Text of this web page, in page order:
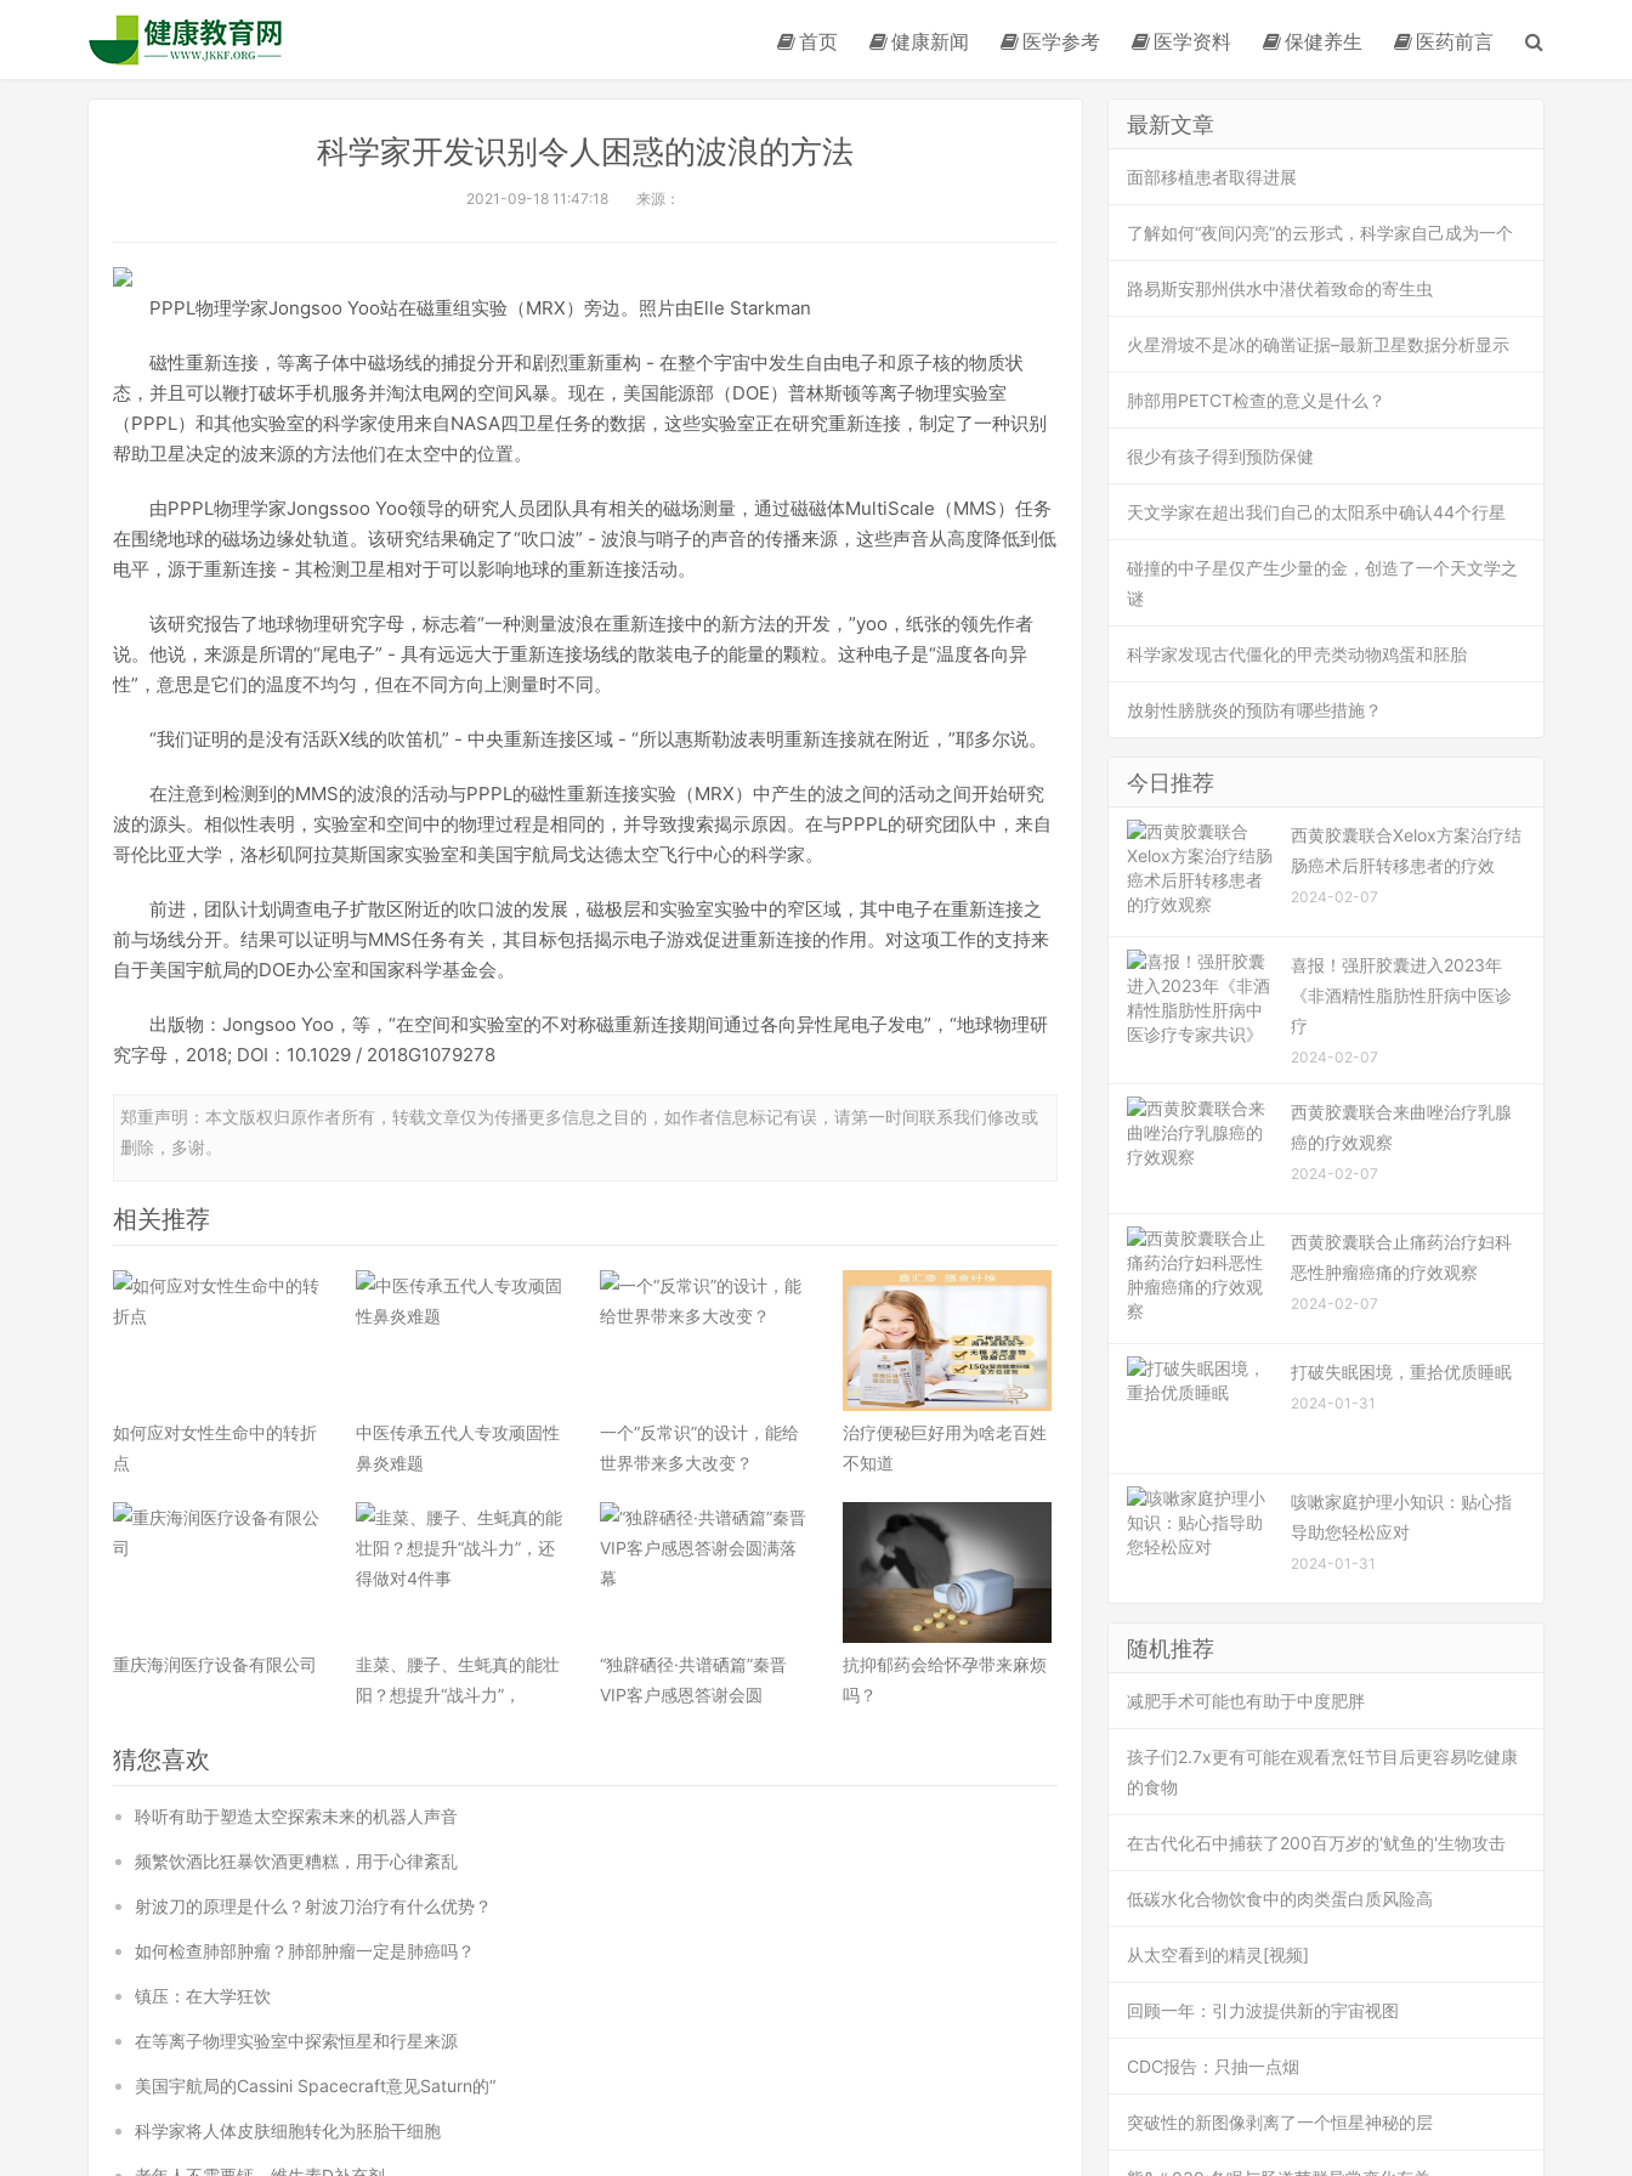
首页 健康新闻 医学参考 医学资料 保健养生 医药前言
科学家开发识别令人困惑的波浪的方法
2021-09-18 11:47:18 来源：
PPPL物理学家Jongsoo Yoo站在磁重组实验（MRX）旁边。照片由Elle Starkman
磁性重新连接，等离子体中磁场线的捕捉分开和剧烈重新重构 - 在整个宇宙中发生自由电子和原子核的物质状
态，并且可以鞭打破坏手机服务并淘汰电网的空间风暴。现在，美国能源部（DOE）普林斯顿等离子物理实验室
（PPPL）和其他实验室的科学家使用来自NASA四卫星任务的数据，这些实验室正在研究重新连接，制定了一种识别
帮助卫星决定的波来源的方法他们在太空中的位置。
由PPPL物理学家Jongssoo Yoo领导的研究人员团队具有相关的磁场测量，通过磁磁体MultiScale（MMS）任务
在围绕地球的磁场边缘处轨道。该研究结果确定了“吹口波” - 波浪与哨子的声音的传播来源，这些声音从高度降低到低
电平，源于重新连接 - 其检测卫星相对于可以影响地球的重新连接活动。
该研究报告了地球物理研究字母，标志着“一种测量波浪在重新连接中的新方法的开发，”yoo，纸张的领先作者
说。他说，来源是所谓的“尾电子” - 具有远远大于重新连接场线的散装电子的能量的颗粒。这种电子是“温度各向异
性”，意思是它们的温度不均匀，但在不同方向上测量时不同。
“我们证明的是没有活跃X线的吹笛机” - 中央重新连接区域 - “所以惠斯勒波表明重新连接就在附近，”耶多尔说。
在注意到检测到的MMS的波浪的活动与PPPL的磁性重新连接实验（MRX）中产生的波之间的活动之间开始研究
波的源头。相似性表明，实验室和空间中的物理过程是相同的，并导致搜索揭示原因。在与PPPL的研究团队中，来自
哥伦比亚大学，洛杉矶阿拉莫斯国家实验室和美国宇航局戈达德太空飞行中心的科学家。
前进，团队计划调查电子扩散区附近的吹口波的发展，磁极层和实验室实验中的窄区域，其中电子在重新连接之
前与场线分开。结果可以证明与MMS任务有关，其目标包括揭示电子游戏促进重新连接的作用。对这项工作的支持来
自于美国宇航局的DOE办公室和国家科学基金会。
出版物：Jongsoo Yoo，等，“在空间和实验室的不对称磁重新连接期间通过各向异性尾电子发电”，“地球物理研
究字母，2018; DOI：10.1029 / 2018G1079278
郑重声明：本文版权归原作者所有，转载文章仅为传播更多信息之目的，如作者信息标记有误，请第一时间联系我们修改或
删除，多谢。
相关推荐
如何应对女性生命中的转折
点
中医传承五代人专攻顽固性
鼻炎难题
一个“反常识”的设计，能给
世界带来多大改变？
治疗便秘巨好用为啥老百姓
不知道
重庆海润医疗设备有限公司
韭菜、腰子、生蚝真的能壮
阳？想提升“战斗力”，
“独辟硒径·共谱硒篇”秦晋
VIP客户感恩答谢会圆
抗抑郁药会给怀孕带来麻烦
吗？
猜您喜欢
聆听有助于塑造太空探索未来的机器人声音
频繁饮酒比狂暴饮酒更糟糕，用于心律紊乱
射波刀的原理是什么？射波刀治疗有什么优势？
如何检查肺部肿瘤？肺部肿瘤一定是肺癌吗？
镇压：在大学狂饮
在等离子物理实验室中探索恒星和行星来源
美国宇航局的Cassini Spacecraft意见Saturn的“
科学家将人体皮肤细胞转化为胚胎干细胞
最新文章
面部移植患者取得进展
了解如何“夜间闪亮”的云形式，科学家自己成为一个
路易斯安那州供水中潜伏着致命的寄生虫
火星滑坡不是冰的确凿证据–最新卫星数据分析显示
肺部用PETCT检查的意义是什么？
很少有孩子得到预防保健
天文学家在超出我们自己的太阳系中确认44个行星
碰撞的中子星仅产生少量的金，创造了一个天文学之
谜
科学家发现古代僵化的甲壳类动物鸡蛋和胚胎
放射性膀胱炎的预防有哪些措施？
今日推荐
西黄胶囊联合Xelox方案治疗结
肠癌术后肝转移患者的疗效
2024-02-07
喜报！强肝胶囊进入2023年
《非酒精性脂肪性肝病中医诊
疗
2024-02-07
西黄胶囊联合来曲唑治疗乳腺
癌的疗效观察
2024-02-07
西黄胶囊联合止痛药治疗妇科
恶性肿瘤癌痛的疗效观察
2024-02-07
打破失眠困境，重拾优质睡眠
2024-01-31
咳嗽家庭护理小知识：贴心指
导助您轻松应对
2024-01-31
随机推荐
减肥手术可能也有助于中度肥胖
孩子们2.7x更有可能在观看烹饪节目后更容易吃健康
的食物
在古代化石中捕获了200百万岁的'鱿鱼的'生物攻击
低碳水化合物饮食中的肉类蛋白质风险高
从太空看到的精灵[视频]
回顾一年：引力波提供新的宇宙视图
CDC报告：只抽一点烟
突破性的新图像剥离了一个恒星神秘的层